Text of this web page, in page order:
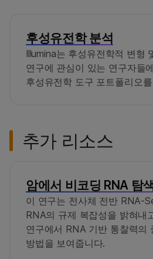
후성유전학 분석
Illumina는 후성유전학적 변형
연구에 관심이 있는 연구자들
후성유전학 도구 포트폴리오
추가 리소스
암에서 비코딩 RNA 탐색
이 연구는 전사체 전반
RNA의 규제 복잡성을 밝혀내
연구에서 RNA 기반 통찰력의
방법을 보여줍니다.